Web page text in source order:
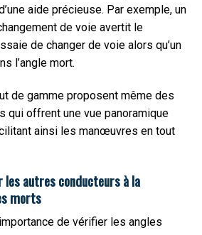
aide précieuse. Par exemple, un
de voie avertit le
de changer de voie alors qu’un
l’angle mort.
de gamme proposent même des
qui offrent une vue panoramique
ainsi les manœuvres en tout
autres conducteurs à la
morts
de vérifier les angles